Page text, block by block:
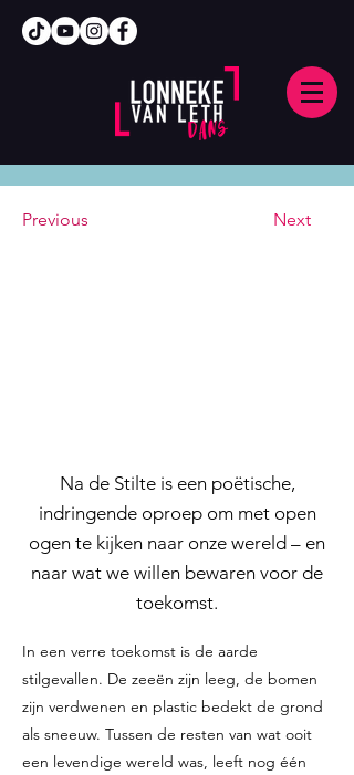
Previous Next
Na de Stilte is een poëtische,
indringende oproep om met open
ogen te kijken naar onze wereld – en
naar wat we willen bewaren voor de
toekomst.
In een verre toekomst is de aarde
stilgevallen. De zeeën zijn leeg, de bomen
zijn verdwenen en plastic bedekt de grond
als sneeuw. Tussen de resten van wat ooit
een levendige wereld was, leeft nog één